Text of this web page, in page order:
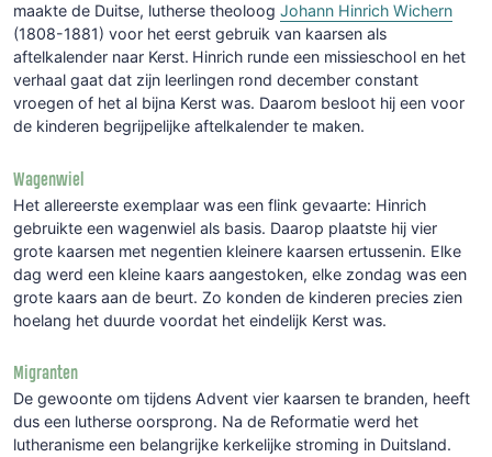
maakte de Duitse, lutherse theoloog Johann Hinrich Wichern
(1808-1881) voor het eerst gebruik van kaarsen als
aftelkalender naar Kerst. Hinrich runde een missieschool en het
verhaal gaat dat zijn leerlingen rond december constant
vroegen of het al bijna Kerst was. Daarom besloot hij een voor
de kinderen begrijpelijke aftelkalender te maken.
Wagenwiel
Het allereerste exemplaar was een flink gevaarte: Hinrich
gebruikte een wagenwiel als basis. Daarop plaatste hij vier
grote kaarsen met negentien kleinere kaarsen ertussenin. Elke
dag werd een kleine kaars aangestoken, elke zondag was een
grote kaars aan de beurt. Zo konden de kinderen precies zien
hoelang het duurde voordat het eindelijk Kerst was.
Migranten
De gewoonte om tijdens Advent vier kaarsen te branden, heeft
dus een lutherse oorsprong. Na de Reformatie werd het
lutheranisme een belangrijke kerkelijke stroming in Duitsland.